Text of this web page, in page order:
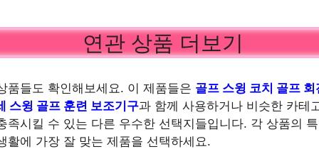
연관 상품 더보기
품들도 확인해보세요. 이 제품들은 골프 스윙 코치 골프
스윙 골프 훈련 보조기구과 함께 사용하거나 비슷한 카테
족시킬 수 있는 다른 우수한 선택지들입니다. 각 상품의
활에 가장 잘 맞는 제품을 선택하세요.